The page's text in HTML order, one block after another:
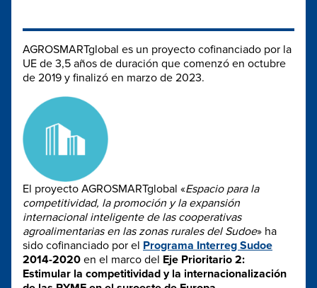
AGROSMARTglobal es un proyecto cofinanciado por la
UE de 3,5 años de duración que comenzó en octubre
de 2019 y finalizó en marzo de 2023.
El proyecto AGROSMARTglobal «Espacio para la
competitividad, la promoción y la expansión
internacional inteligente de las cooperativas
agroalimentarias en las zonas rurales del Sudoe» ha
sido cofinanciado por el Programa Interreg Sudoe
2014-2020 en el marco del Eje Prioritario 2:
Estimular la competitividad y la internacionalización